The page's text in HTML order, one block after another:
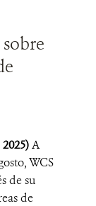
A
WCS
de su
de